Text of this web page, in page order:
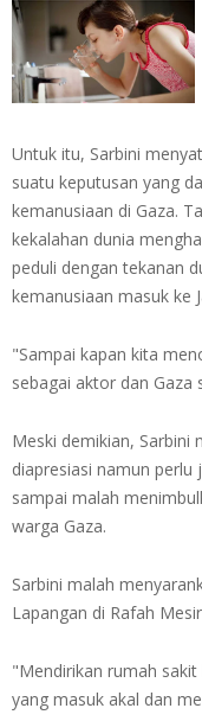
Untuk itu, Sarbini
suatu keputusan yang
kemanusiaan di Gaza.
kekalahan dunia
peduli dengan tekanan
kemanusiaan masuk ke
"Sampai kapan kita
sebagai aktor dan Gaza
Meski demikian, Sarbini
diapresiasi namun perlu
sampai malah
warga Gaza.
Sarbini malah
Lapangan di Rafah
"Mendirikan rumah
yang masuk akal dan